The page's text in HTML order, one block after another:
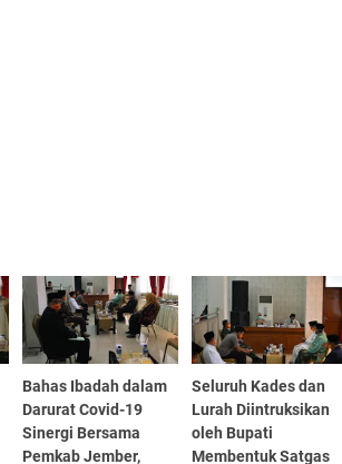
Bahas Ibadah dalam
Darurat Covid-19
Sinergi Bersama
Pemkab Jember,
Seluruh Kades dan
Lurah Diintruksikan
oleh Bupati
Membentuk Satgas